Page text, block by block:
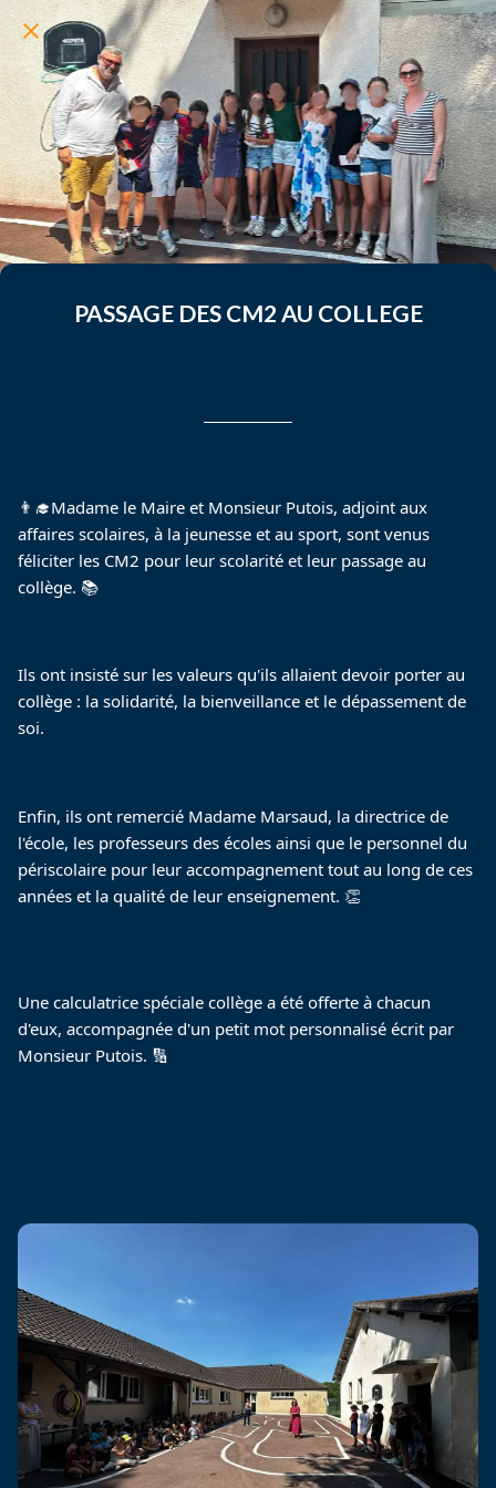
PASSAGE DES CM2 AU COLLEGE
👨‍🎓Madame le Maire et Monsieur Putois, adjoint aux
affaires scolaires, à la jeunesse et au sport, sont venus
féliciter les CM2 pour leur scolarité et leur passage au
collège. 📚
Ils ont insisté sur les valeurs qu'ils allaient devoir porter au
collège : la solidarité, la bienveillance et le dépassement de
soi.
Enfin, ils ont remercié Madame Marsaud, la directrice de
l'école, les professeurs des écoles ainsi que le personnel du
périscolaire pour leur accompagnement tout au long de ces
années et la qualité de leur enseignement. 👏
Une calculatrice spéciale collège a été offerte à chacun
d'eux, accompagnée d'un petit mot personnalisé écrit par
Monsieur Putois. 🔢